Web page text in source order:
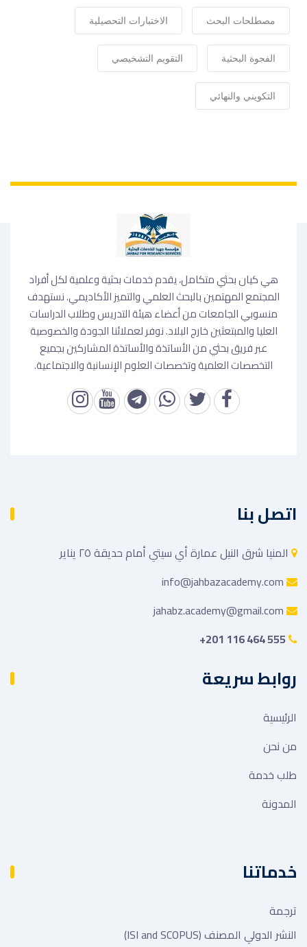
مصطلحات البحث الاختبارات التحصيلية
الفجوة البحثية التقويم التشخيصي
التكويني والنهائي
هي كيان بحثي متكامل، يقدم خدمات بحثية وعلمية لكل أفراد
المجتمع المهتمين بالبحث العلمي والتميز الأكاديمي. نستهدف
منسوبي الجامعات من أعضاء هيئة التدريس وطلاب الدراسات
العليا والمبتعثين خارج البلاد. نوفر لعملائنا الجودة والخصوصية
عبر فريق بحثي من الأساتذة والأساتذة المشاركين بجميع
التخصصات العلمية وتخصصات العلوم الإنسانية والاجتماعية.
اتصل بنا
المنيا شرق النيل عمارة أي سيتي أمام حديقة ٢٥ يناير
+201 116 464 555
روابط سريعة
الرئيسية
من نحن
طلب خدمة
المدونة
خدماتنا
ترجمة
النشر الدولي المصنف (ISI and SCOPUS)